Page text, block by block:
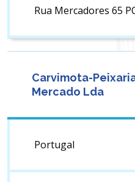
Rua Mercadores 65
Carvimota-
Mercado Lda
Portugal